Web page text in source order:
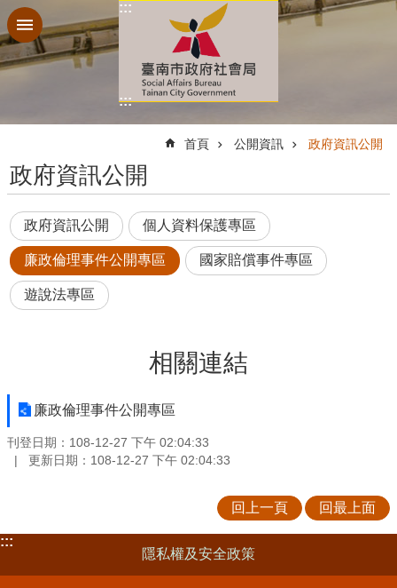
跳到主要內容區塊
:::
:::
首頁 公開資訊 政府資訊公開
政府資訊公開
政府資訊公開 個人資料保護專區
廉政倫理事件公開專區 國家賠償事件專區
遊說法專區
相關連結
廉政倫理事件公開專區
刊登日期：108-12-27 下午 02:04:33
更新日期：108-12-27 下午 02:04:33
回上一頁 回最上面
:::
隱私權及安全政策